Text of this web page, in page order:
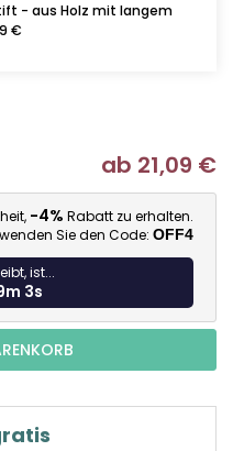
- aus Holz mit langem
€
ab 21,09 €
-4% Rabatt zu erhalten.
Sie den Code: OFF4
ist...
2s